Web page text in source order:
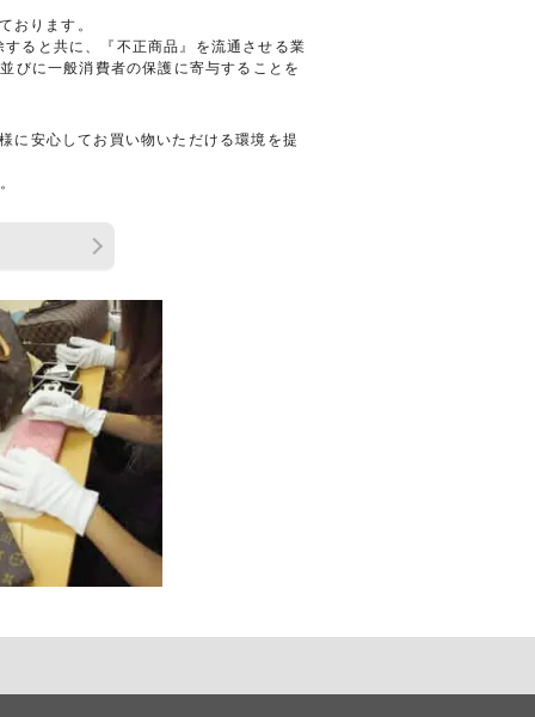
おります。
ると共に、『不正商品』を流通させる業
びに一般消費者の保護に寄与することを
に安心してお買い物いただける環境を提